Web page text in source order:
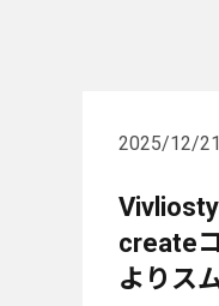
2025/12/21
create
よりス